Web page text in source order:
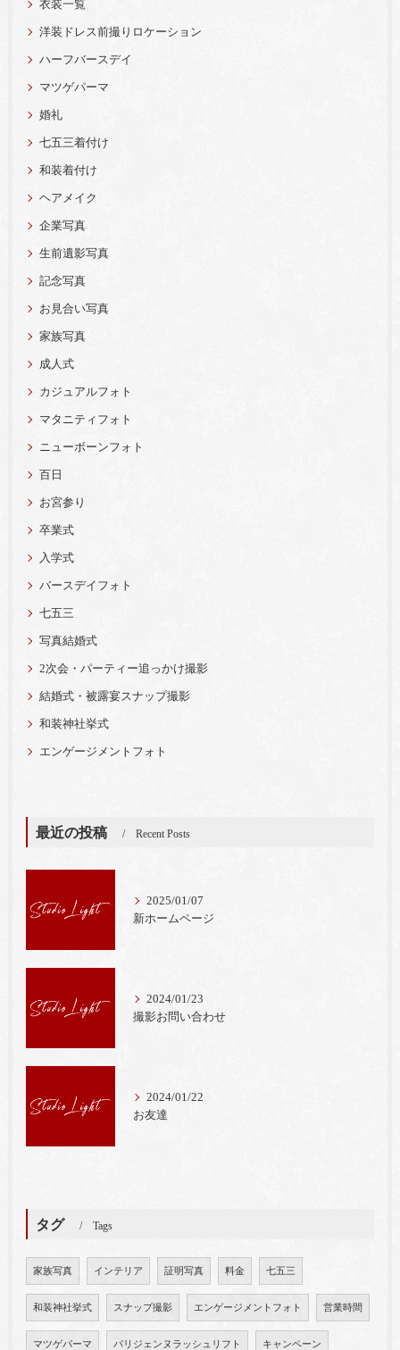
衣装一覧
洋装ドレス前撮りロケーション
ハーフバースデイ
マツゲパーマ
婚礼
七五三着付け
和装着付け
ヘアメイク
企業写真
生前遺影写真
記念写真
お見合い写真
家族写真
成人式
カジュアルフォト
マタニティフォト
ニューボーンフォト
百日
お宮参り
卒業式
入学式
バースデイフォト
七五三
写真結婚式
2次会・パーティー追っかけ撮影
結婚式・被露宴スナップ撮影
和装神社挙式
エンゲージメントフォト
最近の投稿 Recent Posts
2025/01/07
新ホームページ
2024/01/23
撮影お問い合わせ
2024/01/22
お友達
タグ Tags
家族写真 インテリア 証明写真 料金 七五三
和装神社挙式 スナップ撮影 エンゲージメントフォト 営業時間
マツゲパーマ パリジェンヌラッシュリフト キャンペーン